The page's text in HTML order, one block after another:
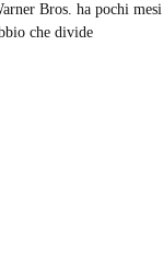
Bros. ha pochi mesi
che divide